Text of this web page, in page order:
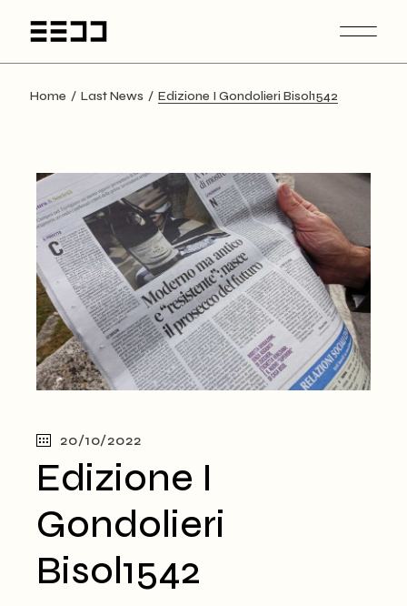
Home Last News Edizione I Gondolieri Bisol1542
20/10/2022
Edizione I
Gondolieri
Bisol1542